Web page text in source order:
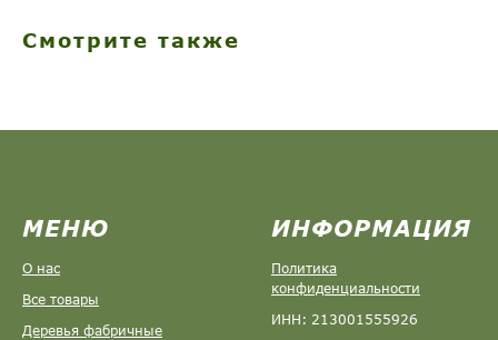
Смотрите также
МЕНЮ
О нас
Все товары
Деревья фабричные
ИНФОРМАЦИЯ
Политика
конфиденциальности
ИНН: 213001555926